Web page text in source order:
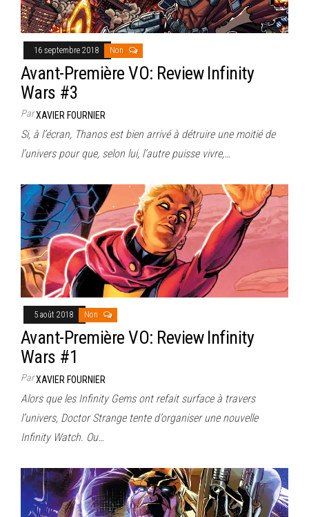
16 septembre 2018 Non
Avant-Première VO: Review Infinity
Wars #3
ParXAVIER FOURNIER
Si, à l’écran, Thanos est bien arrivé à détruire une moitié de
l’univers pour que, selon lui, l’autre puisse vivre,…
5 août 2018 Non
Avant-Première VO: Review Infinity
Wars #1
ParXAVIER FOURNIER
Alors que les Infinity Gems ont refait surface à travers
l’univers, Doctor Strange tente d’organiser une nouvelle
Infinity Watch. Ou…